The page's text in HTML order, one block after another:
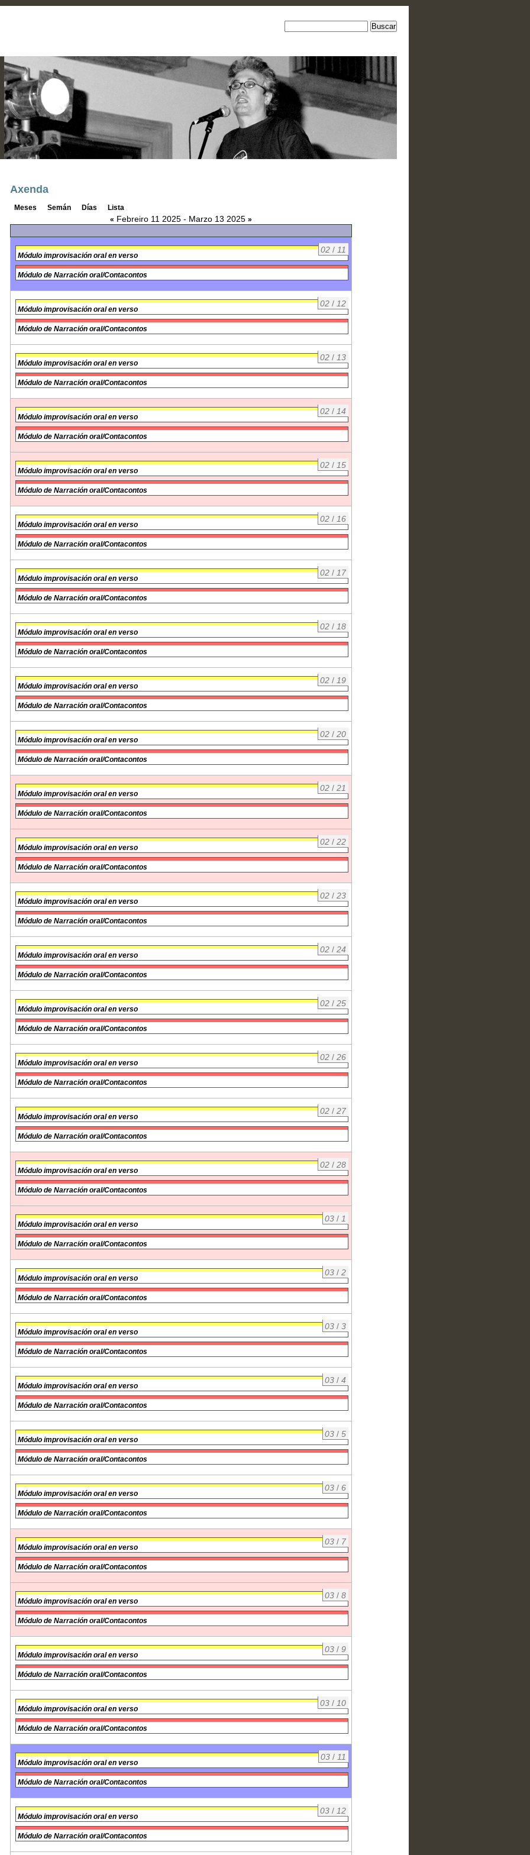
Axenda
Meses Semán Días
Lista
« Febreiro 11 2025 - Marzo 13 2025 »
02 / 11
Módulo improvisación oral en verso
Módulo de Narración oral/Contacontos
02 / 12
Módulo improvisación oral en verso
Módulo de Narración oral/Contacontos
02 / 13
Módulo improvisación oral en verso
Módulo de Narración oral/Contacontos
02 / 14
Módulo improvisación oral en verso
Módulo de Narración oral/Contacontos
02 / 15
Módulo improvisación oral en verso
Módulo de Narración oral/Contacontos
02 / 16
Módulo improvisación oral en verso
Módulo de Narración oral/Contacontos
02 / 17
Módulo improvisación oral en verso
Módulo de Narración oral/Contacontos
02 / 18
Módulo improvisación oral en verso
Módulo de Narración oral/Contacontos
02 / 19
Módulo improvisación oral en verso
Módulo de Narración oral/Contacontos
02 / 20
Módulo improvisación oral en verso
Módulo de Narración oral/Contacontos
02 / 21
Módulo improvisación oral en verso
Módulo de Narración oral/Contacontos
02 / 22
Módulo improvisación oral en verso
Módulo de Narración oral/Contacontos
02 / 23
Módulo improvisación oral en verso
Módulo de Narración oral/Contacontos
02 / 24
Módulo improvisación oral en verso
Módulo de Narración oral/Contacontos
02 / 25
Módulo improvisación oral en verso
Módulo de Narración oral/Contacontos
02 / 26
Módulo improvisación oral en verso
Módulo de Narración oral/Contacontos
02 / 27
Módulo improvisación oral en verso
Módulo de Narración oral/Contacontos
02 / 28
Módulo improvisación oral en verso
Módulo de Narración oral/Contacontos
03 / 1
Módulo improvisación oral en verso
Módulo de Narración oral/Contacontos
03 / 2
Módulo improvisación oral en verso
Módulo de Narración oral/Contacontos
03 / 3
Módulo improvisación oral en verso
Módulo de Narración oral/Contacontos
03 / 4
Módulo improvisación oral en verso
Módulo de Narración oral/Contacontos
03 / 5
Módulo improvisación oral en verso
Módulo de Narración oral/Contacontos
03 / 6
Módulo improvisación oral en verso
Módulo de Narración oral/Contacontos
03 / 7
Módulo improvisación oral en verso
Módulo de Narración oral/Contacontos
03 / 8
Módulo improvisación oral en verso
Módulo de Narración oral/Contacontos
03 / 9
Módulo improvisación oral en verso
Módulo de Narración oral/Contacontos
03 / 10
Módulo improvisación oral en verso
Módulo de Narración oral/Contacontos
03 / 11
Módulo improvisación oral en verso
Módulo de Narración oral/Contacontos
03 / 12
Módulo improvisación oral en verso
Módulo de Narración oral/Contacontos